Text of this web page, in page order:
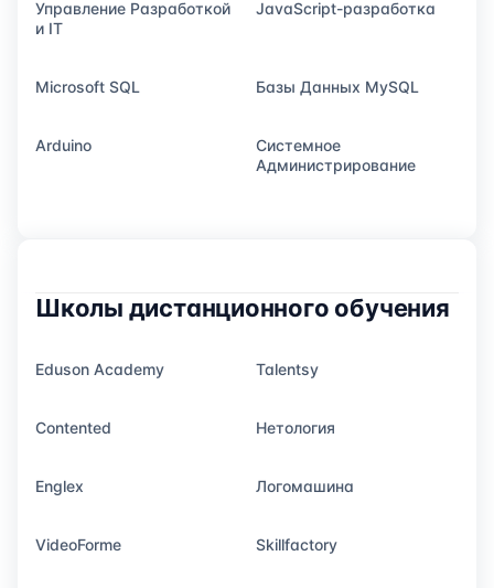
Управление Разработкой
и IT
JavaScript-разработка
Microsoft SQL Базы Данных MySQL
Arduino
Системное
Администрирование
Школы дистанционного обучения
Eduson Academy Talentsy
Contented Нетология
Englex Логомашина
VideoForme Skillfactory